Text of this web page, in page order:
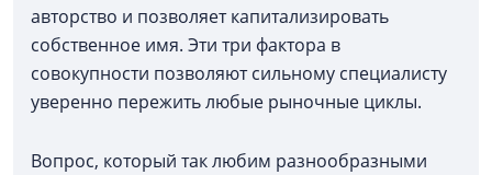
авторство и позволяет капитализировать
собственное имя. Эти три фактора в
совокупности позволяют сильному специалисту
уверенно пережить любые рыночные циклы.
Вопрос, который так любим разнообразными